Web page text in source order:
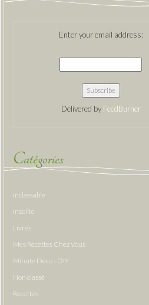
Enter your email address:
Delivered by FeedBurner
Catégories
Inclassable
Insolite
Livres
Mes Recettes Chez Vous
Minute Deco - DIY
Non classé
Recettes